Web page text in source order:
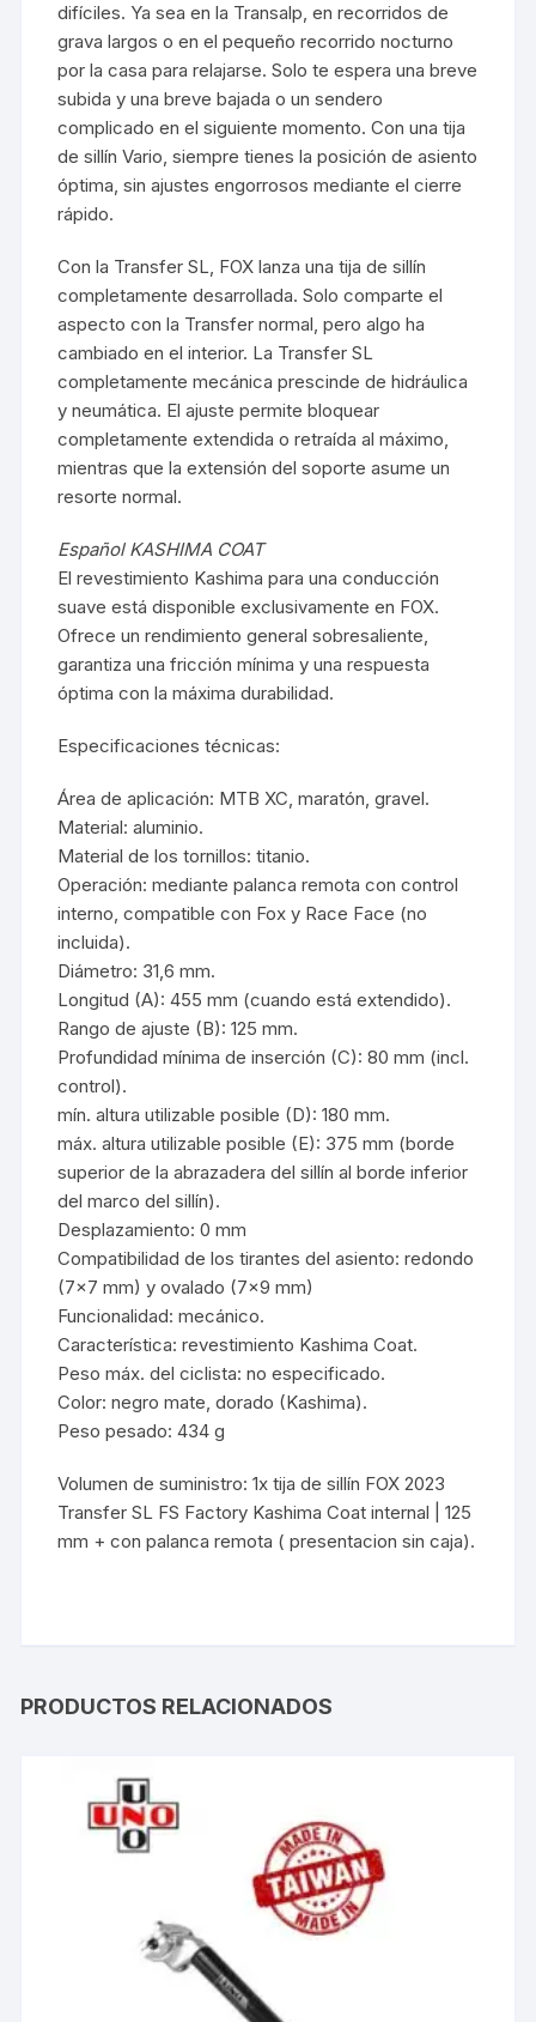
difíciles. Ya sea en la Transalp, en recorridos de
grava largos o en el pequeño recorrido nocturno
por la casa para relajarse. Solo te espera una breve
subida y una breve bajada o un sendero
complicado en el siguiente momento. Con una tija
de sillín Vario, siempre tienes la posición de asiento
óptima, sin ajustes engorrosos mediante el cierre
rápido.
Con la Transfer SL, FOX lanza una tija de sillín
completamente desarrollada. Solo comparte el
aspecto con la Transfer normal, pero algo ha
cambiado en el interior. La Transfer SL
completamente mecánica prescinde de hidráulica
y neumática. El ajuste permite bloquear
completamente extendida o retraída al máximo,
mientras que la extensión del soporte asume un
resorte normal.
Español KASHIMA COAT
El revestimiento Kashima para una conducción
suave está disponible exclusivamente en FOX.
Ofrece un rendimiento general sobresaliente,
garantiza una fricción mínima y una respuesta
óptima con la máxima durabilidad.
Especificaciones técnicas:
Área de aplicación: MTB XC, maratón, gravel.
Material: aluminio.
Material de los tornillos: titanio.
Operación: mediante palanca remota con control
interno, compatible con Fox y Race Face (no
incluida).
Diámetro: 31,6 mm.
Longitud (A): 455 mm (cuando está extendido).
Rango de ajuste (B): 125 mm.
Profundidad mínima de inserción (C): 80 mm (incl.
control).
mín. altura utilizable posible (D): 180 mm.
máx. altura utilizable posible (E): 375 mm (borde
superior de la abrazadera del sillín al borde inferior
del marco del sillín).
Desplazamiento: 0 mm
Compatibilidad de los tirantes del asiento: redondo
(7×7 mm) y ovalado (7×9 mm)
Funcionalidad: mecánico.
Característica: revestimiento Kashima Coat.
Peso máx. del ciclista: no especificado.
Color: negro mate, dorado (Kashima).
Peso pesado: 434 g
Volumen de suministro: 1x tija de sillín FOX 2023
Transfer SL FS Factory Kashima Coat internal | 125
mm + con palanca remota ( presentacion sin caja).
PRODUCTOS RELACIONADOS